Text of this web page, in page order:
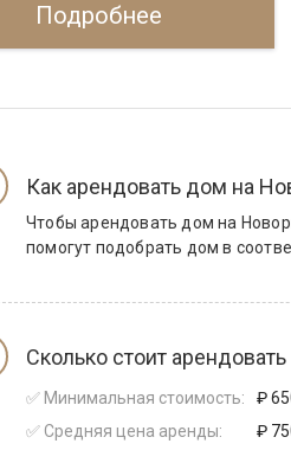
Подробнее
Как арендовать дом на
Чтобы арендовать дом на
помогут подобрать дом в
Сколько стоит
✅ Минимальная стоимость:
₽
✅ Средняя цена аренды:
₽